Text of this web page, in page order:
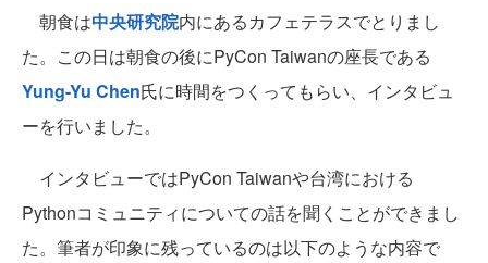
朝食は中央研究院内にあるカフェテラスでとりまし
た。この日は朝食の後にPyCon Taiwanの座長である
Yung-Yu Chen氏に時間をつくってもらい、インタビュ
ーを行いました。
インタビューではPyCon Taiwanや台湾における
Pythonコミュニティについての話を聞くことができまし
た。筆者が印象に残っているのは以下のような内容で